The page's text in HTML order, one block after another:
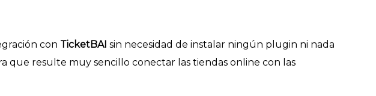
con TicketBAI sin necesidad de instalar ningún plugin ni nada
que resulte muy sencillo conectar las tiendas online con las